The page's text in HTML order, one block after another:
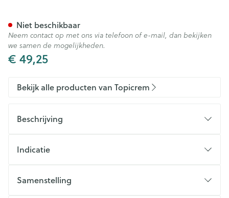
€ 49,25
Niet beschikbaar
Neem contact op met ons via telefoon of e-mail, dan bekijken
we samen de mogelijkheden.
Bekijk alle producten van Topicrem
Beschrijving
Indicatie
Samenstelling